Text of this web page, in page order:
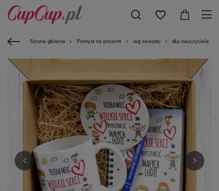
Strona główna Pomysł na prezent wg zawodu dla nauczyciela